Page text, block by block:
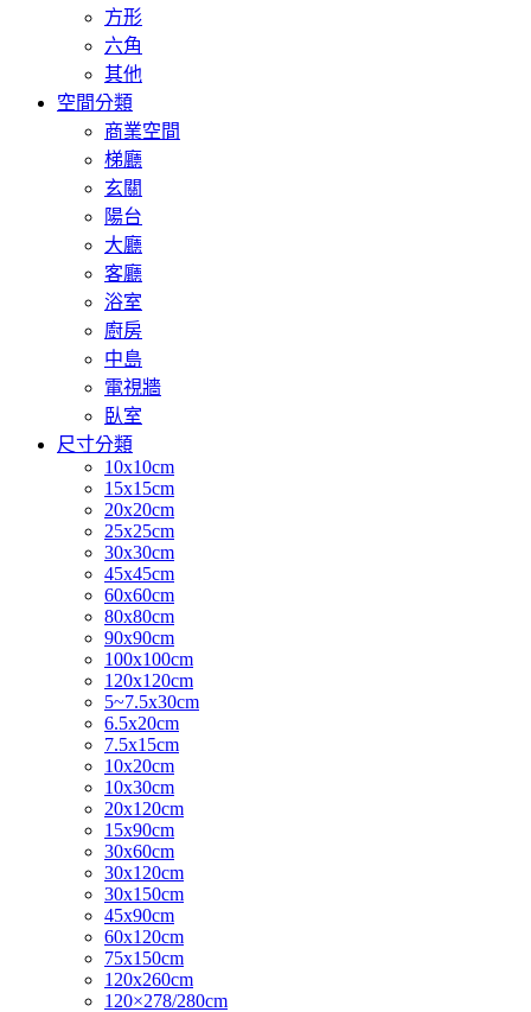
方形
六角
其他
空間分類
商業空間
梯廳
玄關
陽台
大廳
客廳
浴室
廚房
中島
電視牆
臥室
尺寸分類
10x10cm
15x15cm
20x20cm
25x25cm
30x30cm
45x45cm
60x60cm
80x80cm
90x90cm
100x100cm
120x120cm
5~7.5x30cm
6.5x20cm
7.5x15cm
10x20cm
10x30cm
20x120cm
15x90cm
30x60cm
30x120cm
30x150cm
45x90cm
60x120cm
75x150cm
120x260cm
120×278/280cm